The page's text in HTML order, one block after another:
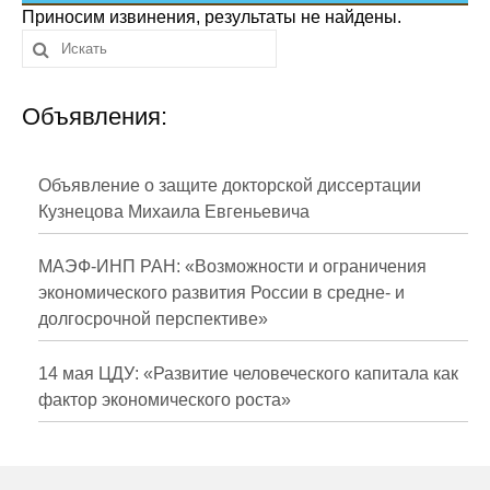
Сотрудники
Отчетность
Противодействие коррупции
Публикации
Научная жизнь
Издания
Проблемы прогнозирования
О журнале
Приносим извинения, результаты не найдены.
Объявления:
Объявление о защите докторской диссертации
Кузнецова Михаила Евгеньевича
МАЭФ-ИНП РАН: «Возможности и ограничения
экономического развития России в средне- и
долгосрочной перспективе»
14 мая ЦДУ: «Развитие человеческого капитала как
фактор экономического роста»